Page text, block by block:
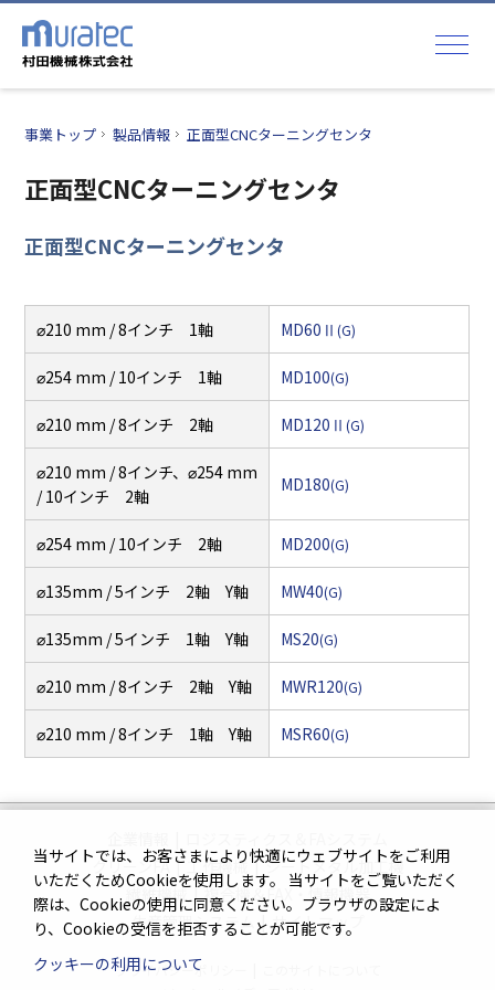
事業トップ 製品情報 正面型CNCターニングセンタ
正面型CNCターニングセンタ
正面型CNCターニングセンタ
⌀210 mm / 8インチ 1軸 MD60Ⅱ(G)
⌀254 mm / 10インチ 1軸 MD100(G)
⌀210 mm / 8インチ 2軸 MD120Ⅱ(G)
⌀210 mm / 8インチ、⌀254 mm
/ 10インチ 2軸
MD180(G)
⌀254 mm / 10インチ 2軸 MD200(G)
⌀135mm / 5インチ 2軸 Y軸 MW40(G)
⌀135mm / 5インチ 1軸 Y軸 MS20(G)
⌀210 mm / 8インチ 2軸 Y軸 MWR120(G)
⌀210 mm / 8インチ 1軸 Y軸 MSR60(G)
クリーンFA | 工作機械 | シートメタル加工機
繊維機械 | 複合機＆FAX・情報機器
生産管理システム | サイトマップ
プライバシーポリシー
当サイトでは、お客さまにより快適にウェブサイトをご利用
いただくためCookieを使用します。 当サイトをご覧いただく
際は、Cookieの使用に同意ください。ブラウザの設定によ
り、Cookieの受信を拒否することが可能です。
クッキーの利用について